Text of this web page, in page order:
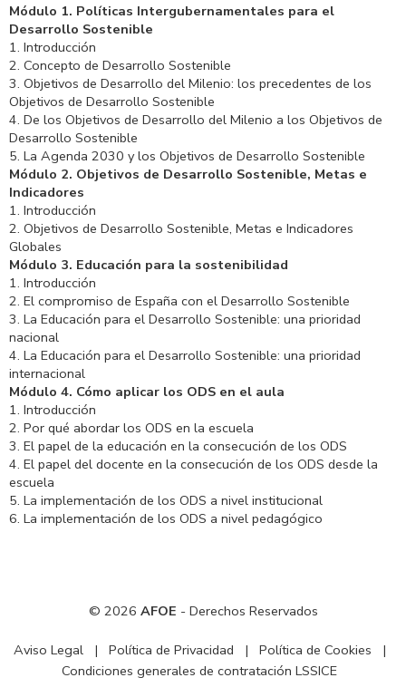
Módulo 1. Políticas Intergubernamentales para el
Desarrollo Sostenible
1. Introducción
2. Concepto de Desarrollo Sostenible
3. Objetivos de Desarrollo del Milenio: los precedentes de los
Objetivos de Desarrollo Sostenible
4. De los Objetivos de Desarrollo del Milenio a los Objetivos de
Desarrollo Sostenible
5. La Agenda 2030 y los Objetivos de Desarrollo Sostenible
Módulo 2. Objetivos de Desarrollo Sostenible, Metas e
Indicadores
1. Introducción
2. Objetivos de Desarrollo Sostenible, Metas e Indicadores
Globales
Módulo 3. Educación para la sostenibilidad
1. Introducción
2. El compromiso de España con el Desarrollo Sostenible
3. La Educación para el Desarrollo Sostenible: una prioridad
nacional
4. La Educación para el Desarrollo Sostenible: una prioridad
internacional
Módulo 4. Cómo aplicar los ODS en el aula
1. Introducción
2. Por qué abordar los ODS en la escuela
3. El papel de la educación en la consecución de los ODS
4. El papel del docente en la consecución de los ODS desde la
escuela
5. La implementación de los ODS a nivel institucional
6. La implementación de los ODS a nivel pedagógico
© 2026 AFOE - Derechos Reservados
Aviso Legal| Política de Privacidad | Política de Cookies |
Condiciones generales de contratación LSSICE